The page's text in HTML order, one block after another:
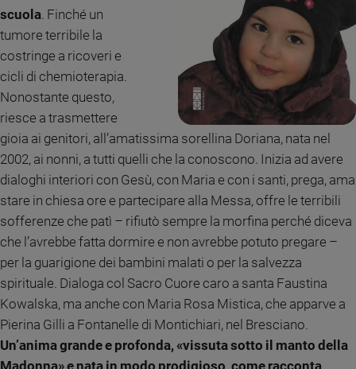
streaming
Libri
Musica
Arte
Famiglia
ed
educazione
figli
Nonni
Coppia
Scuola
e
giovani
Adolescenza
Bioetica
scuola. Finché un
tumore terribile la
costringe a ricoveri e
cicli di chemioterapia.
Nonostante questo,
riesce a trasmettere
gioia ai genitori, all’amatissima sorellina Doriana, nata nel
2002, ai nonni, a tutti quelli che la conoscono. Inizia ad avere
dialoghi interiori con Gesù, con Maria e con i santi, prega, ama
stare in chiesa ore e partecipare alla Messa, offre le terribili
sofferenze che patì – rifiutò sempre la morfina perché diceva
che l’avrebbe fatta dormire e non avrebbe potuto pregare –
per la guarigione dei bambini malati o per la salvezza
spirituale. Dialoga col Sacro Cuore caro a santa Faustina
Kowalska, ma anche con Maria Rosa Mistica, che apparve a
Pierina Gilli a Fontanelle di Montichiari, nel Bresciano.
Un’anima grande e profonda, «vissuta sotto il manto della